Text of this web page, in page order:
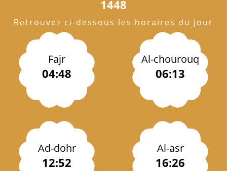
1448
Retrouvez ci-dessous les horaires du jour
Fajr
04:48
Al-chourouq
06:13
Ad-dohr
12:52
Al-asr
16:26